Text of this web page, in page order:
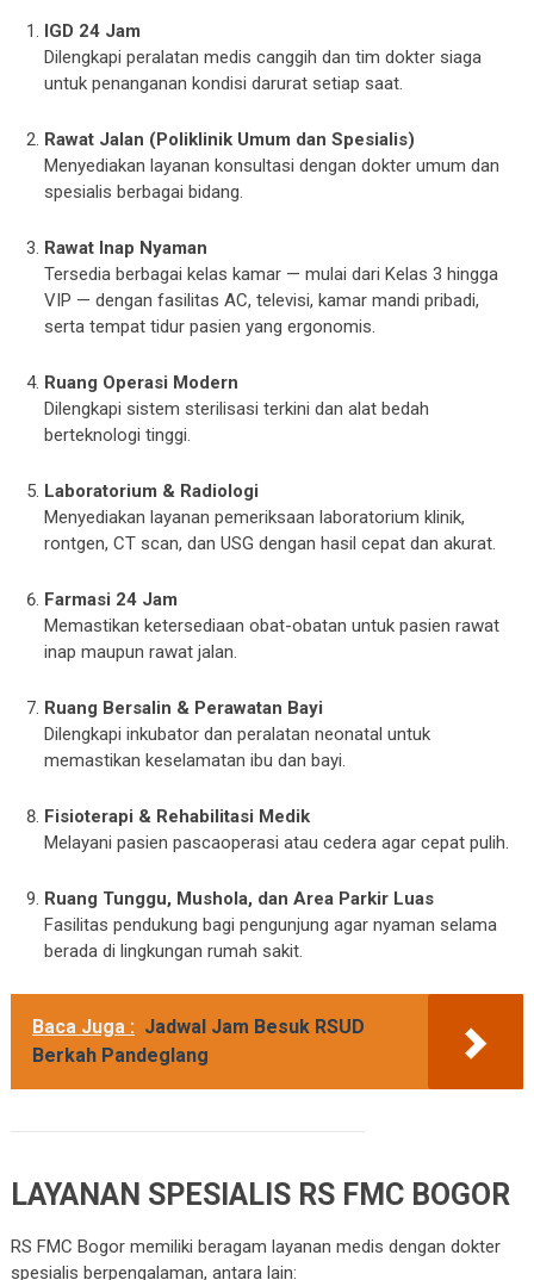
IGD 24 Jam
Dilengkapi peralatan medis canggih dan tim dokter siaga
untuk penanganan kondisi darurat setiap saat.
Rawat Jalan (Poliklinik Umum dan Spesialis)
Menyediakan layanan konsultasi dengan dokter umum dan
spesialis berbagai bidang.
Rawat Inap Nyaman
Tersedia berbagai kelas kamar — mulai dari Kelas 3 hingga
VIP — dengan fasilitas AC, televisi, kamar mandi pribadi,
serta tempat tidur pasien yang ergonomis.
Ruang Operasi Modern
Dilengkapi sistem sterilisasi terkini dan alat bedah
berteknologi tinggi.
Laboratorium & Radiologi
Menyediakan layanan pemeriksaan laboratorium klinik,
rontgen, CT scan, dan USG dengan hasil cepat dan akurat.
Farmasi 24 Jam
Memastikan ketersediaan obat-obatan untuk pasien rawat
inap maupun rawat jalan.
Ruang Bersalin & Perawatan Bayi
Dilengkapi inkubator dan peralatan neonatal untuk
memastikan keselamatan ibu dan bayi.
Fisioterapi & Rehabilitasi Medik
Melayani pasien pascaoperasi atau cedera agar cepat pulih.
Ruang Tunggu, Mushola, dan Area Parkir Luas
Fasilitas pendukung bagi pengunjung agar nyaman selama
berada di lingkungan rumah sakit.
Baca Juga : Jadwal Jam Besuk RSUD
Berkah Pandeglang
LAYANAN SPESIALIS RS FMC BOGOR
RS FMC Bogor memiliki beragam layanan medis dengan dokter
spesialis berpengalaman, antara lain: